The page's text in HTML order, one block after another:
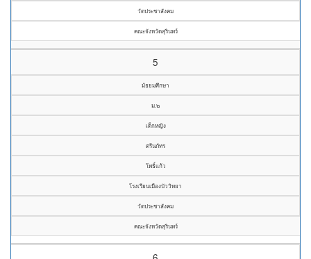
วัดประชาสังคม
คณะจังหวัดสุรินทร์
5
มัธยมศึกษา
ม.๒
เด็กหญิง
ตรีนภัทร
โพธิ์แก้ว
โรงเรียนเมืองบัววิทยา
วัดประชาสังคม
คณะจังหวัดสุรินทร์